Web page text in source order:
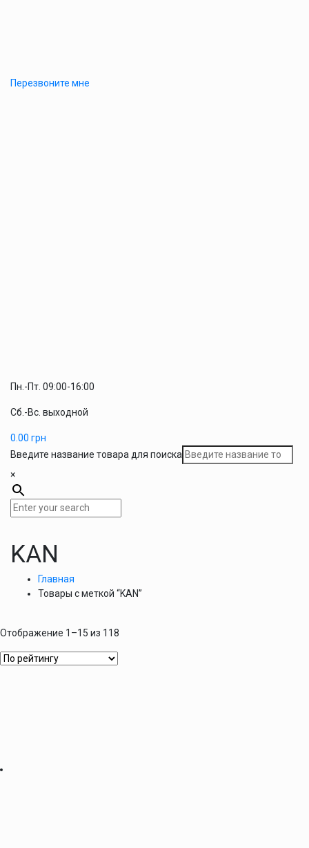
Перезвоните мне
Пн.-Пт. 09:00-16:00
Сб.-Вс. выходной
0.00 грн
Введите название товара для поиска
×
KAN
Главная
Товары с меткой “KAN”
Отображение 1–15 из 118